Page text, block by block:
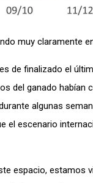
muy claramente
de finalizado el
del ganado
algunas
el escenario
espacio, estamos